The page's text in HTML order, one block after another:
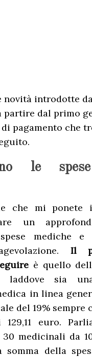
novità introdotte
partire dal primo
pagamento che
le spese
che mi ponete
un
mediche e
Il
è quello
sia
in linea
del 19% sempre
129,11 euro.
30 medicinali da
somma della